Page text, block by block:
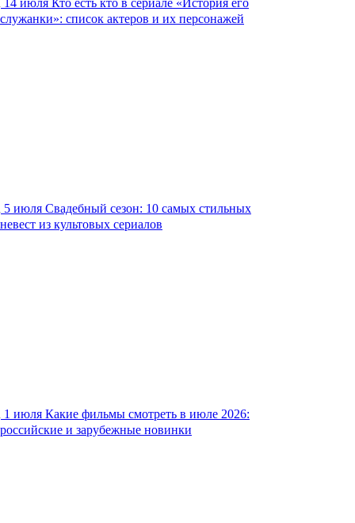
14 июля Кто есть кто в сериале «История его
служанки»: список актеров и их персонажей
5 июля Свадебный сезон: 10 самых стильных
невест из культовых сериалов
1 июля Какие фильмы смотреть в июле 2026:
российские и зарубежные новинки